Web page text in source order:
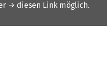
→ diesen Link möglich.